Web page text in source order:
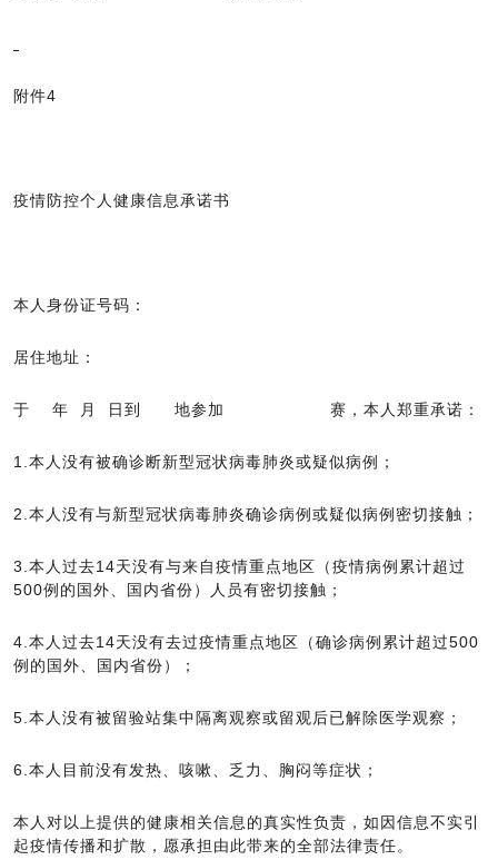
附件4
疫情防控个人健康信息承诺书
本人身份证号码：
居住地址：
于 年 月 日到 地参加 赛，本人郑重承诺：
1.本人没有被确诊断新型冠状病毒肺炎或疑似病例；
2.本人没有与新型冠状病毒肺炎确诊病例或疑似病例密切接触；
3.本人过去14天没有与来自疫情重点地区（疫情病例累计超过
500例的国外、国内省份）人员有密切接触；
4.本人过去14天没有去过疫情重点地区（确诊病例累计超过500
例的国外、国内省份）；
5.本人没有被留验站集中隔离观察或留观后已解除医学观察；
6.本人目前没有发热、咳嗽、乏力、胸闷等症状；
本人对以上提供的健康相关信息的真实性负责，如因信息不实引
起疫情传播和扩散，愿承担由此带来的全部法律责任。